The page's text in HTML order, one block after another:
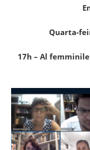
Quarta-
17h –Al